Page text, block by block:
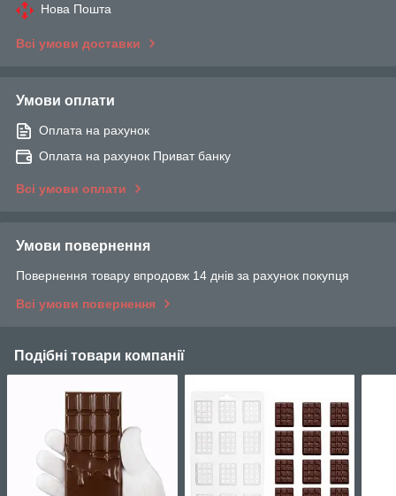
Нова Пошта
Всі умови доставки
Умови оплати
Оплата на рахунок
Оплата на рахунок Приват банку
Всі умови оплати
Умови повернення
Повернення товару впродовж 14 днів за рахунок покупця
Всі умови повернення
Подібні товари компанії